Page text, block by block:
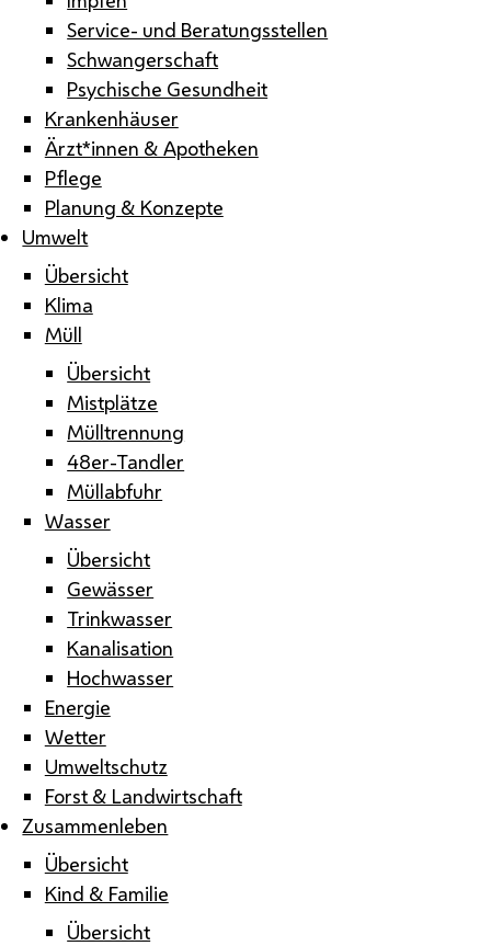
Service- und Beratungsstellen
Schwangerschaft
Psychische Gesundheit
Krankenhäuser
Ärzt*innen & Apotheken
Pflege
Planung & Konzepte
Umwelt
Übersicht
Klima
Müll
Übersicht
Mistplätze
Mülltrennung
48er-Tandler
Müllabfuhr
Wasser
Übersicht
Gewässer
Trinkwasser
Kanalisation
Hochwasser
Energie
Wetter
Umweltschutz
Forst & Landwirtschaft
Zusammenleben
Übersicht
Kind & Familie
Übersicht